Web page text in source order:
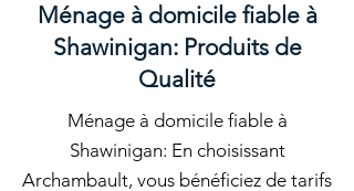
Ménage à domicile fiable à
Shawinigan: Produits de
Qualité
Ménage à domicile fiable à
Shawinigan: En choisissant
Archambault, vous bénéficiez de tarifs